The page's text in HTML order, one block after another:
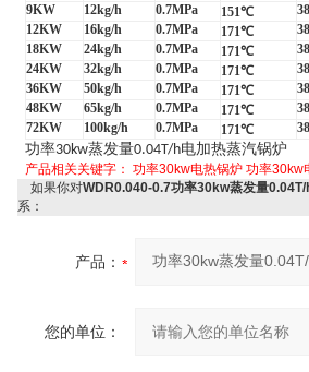
9KW 12kg/h 0.7MPa 151℃
12KW
16kg/h 0.7MPa 171℃
18KW
24kg/h 0.7MPa 171℃
24KW
32kg/h 0.7MPa 171℃
36KW
50kg/h 0.7MPa 171℃
48KW
65kg/h 0.7MPa 171℃
72KW
100kg/h 0.7MPa 171℃
功率30kw蒸发量0.04T/h电加热蒸汽锅炉
产品相关关键字： 功率30kw电热锅炉 功率30kw
如果你对WDR0.040-0.7功率30kw蒸发量
系：
产品：
您的单位：